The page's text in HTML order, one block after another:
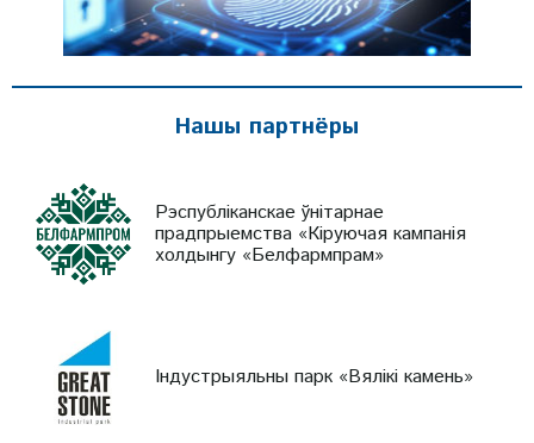
Нашы партнёры
Рэспубліканскае ўнітарнае
прадпрыемства «Кіруючая кампанія
холдынгу «Белфармпрам»
Індустрыяльны парк «Вялікі камень»